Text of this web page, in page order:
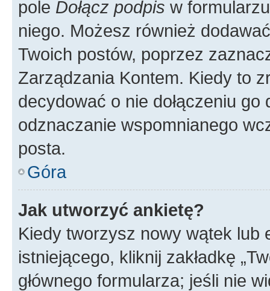
pole Dołącz podpis w
niego. Możesz również
Twoich postów, poprzez
Zarządzania Kontem. Kiedy to
decydować o nie dołączeniu
odznaczanie wspomnianego
posta.
Góra
Jak utworzyć ankietę?
Kiedy tworzysz nowy wątek lub
istniejącego, kliknij zakładkę
głównego formularza; jeśli nie